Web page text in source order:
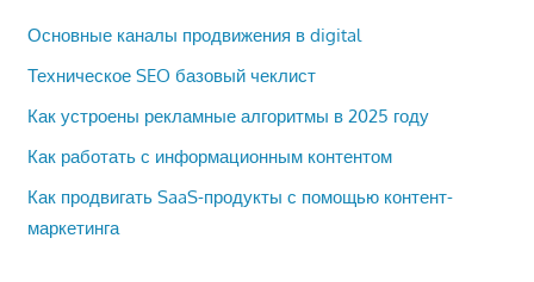
Основные каналы продвижения в digital
Техническое SEO базовый чеклист
Как устроены рекламные алгоритмы в 2025 году
Как работать с информационным контентом
Как продвигать SaaS-продукты с помощью контент-
маркетинга